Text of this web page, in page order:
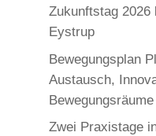
Zukunftstag 2026
Eystrup
Bewegungsplan
Austausch,
Bewegungsräume
Zwei Praxistage